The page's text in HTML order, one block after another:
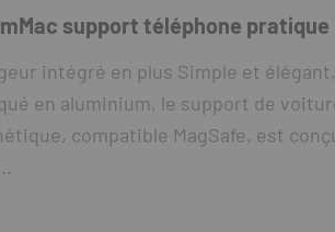
support téléphone pratique
intégré en plus Simple et élégant,
en aluminium, le support de
compatible MagSafe, est